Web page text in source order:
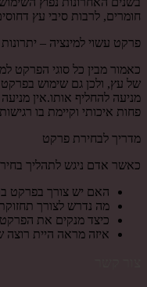
חומרים, לרבות סיבי עץ
פרקט עשוי למינציה – יתרונות
כאמור מבין כל סוגי הפרקט
של עץ, ולכן גם שימוש
מניעה להחליף אותו.אין
פחות איכותי וקיימת בו
מדריך לבחירת פרקט
כאשר אדם ניגש לתהליך
האם יש צורך בפרקט
מה נדרש לצורך
כיצד מנקים את הפרקט
איזה מראה היית